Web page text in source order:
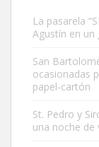
Gato manso
Este gato
es muy manso y
La pasarela
Agustín en un
San
ocasionadas
papel-cartón
St. Pedro y
una noche de